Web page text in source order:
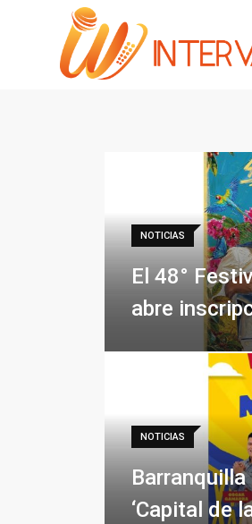
NOTICIAS
El 48°
abre
NOTICIAS
‘Capital de